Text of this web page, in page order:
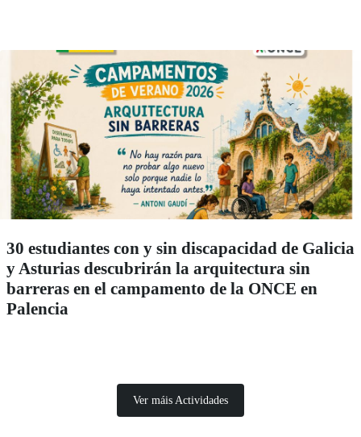
30 estudiantes con y sin discapacidad de Galicia
y Asturias descubrirán la arquitectura sin
barreras en el campamento de la ONCE en
Palencia
Ver máis Actividades